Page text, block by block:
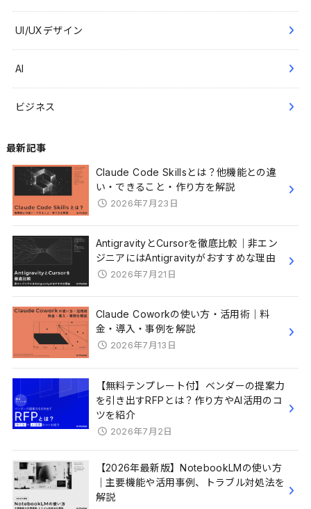
UI/UXデザイン
AI
ビジネス
最新記事
Claude Code Skillsとは？他機能との違
い・できること・作り方を解説
2026年7月23日
AntigravityとCursorを徹底比較｜非エン
ジニアにはAntigravityがおすすめな理由
2026年7月21日
Claude Coworkの使い方・活用術｜料
金・導入・事例を解説
2026年7月13日
【無料テンプレート付】ベンダーの提案力
を引き出すRFPとは？作り方やAI活用のコ
ツを紹介
2026年7月2日
【2026年最新版】NotebookLMの使い方
｜主要機能や活用事例、トラブル対処法を
解説